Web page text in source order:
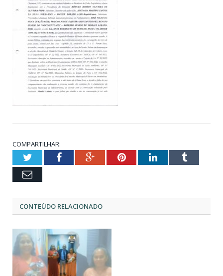
COMPARTILHAR:
TwitterFacebookGoogle+PinterestLinkedInTumblr
Email
CONTEÚDO RELACIONADO